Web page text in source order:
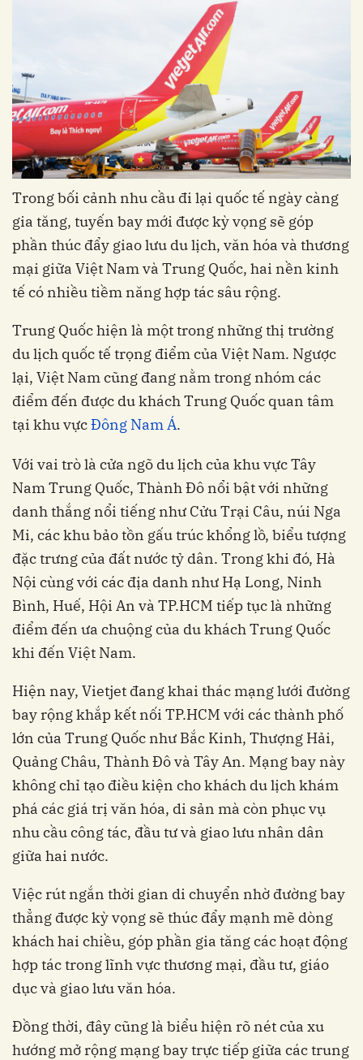
Trong bối cảnh nhu cầu đi lại quốc tế ngày càng
gia tăng, tuyến bay mới được kỳ vọng sẽ góp
phần thúc đẩy giao lưu du lịch, văn hóa và thương
mại giữa Việt Nam và Trung Quốc, hai nền kinh
tế có nhiều tiềm năng hợp tác sâu rộng.
Trung Quốc hiện là một trong những thị trường
du lịch quốc tế trọng điểm của Việt Nam. Ngược
lại, Việt Nam cũng đang nằm trong nhóm các
điểm đến được du khách Trung Quốc quan tâm
tại khu vựcĐông Nam Á.
Với vai trò là cửa ngõ du lịch của khu vực Tây
Nam Trung Quốc, Thành Đô nổi bật với những
danh thắng nổi tiếng như Cửu Trại Câu, núi Nga
Mi, các khu bảo tồn gấu trúc khổng lồ, biểu tượng
đặc trưng của đất nước tỷ dân. Trong khi đó, Hà
Nội cùng với các địa danh như Hạ Long, Ninh
Bình, Huế, Hội An và TP.HCM tiếp tục là những
điểm đến ưa chuộng của du khách Trung Quốc
khi đến Việt Nam.
Hiện nay, Vietjet đang khai thác mạng lưới đường
bay rộng khắp kết nối TP.HCM với các thành phố
lớn của Trung Quốc như Bắc Kinh, Thượng Hải,
Quảng Châu, Thành Đô và Tây An. Mạng bay này
không chỉ tạo điều kiện cho khách du lịch khám
phá các giá trị văn hóa, di sản mà còn phục vụ
nhu cầu công tác, đầu tư và giao lưu nhân dân
giữa hai nước.
Việc rút ngắn thời gian di chuyển nhờ đường bay
thẳng được kỳ vọng sẽ thúc đẩy mạnh mẽ dòng
khách hai chiều, góp phần gia tăng các hoạt động
hợp tác trong lĩnh vực thương mại, đầu tư, giáo
dục và giao lưu văn hóa.
Đồng thời, đây cũng là biểu hiện rõ nét của xu
hướng mở rộng mạng bay trực tiếp giữa các trung